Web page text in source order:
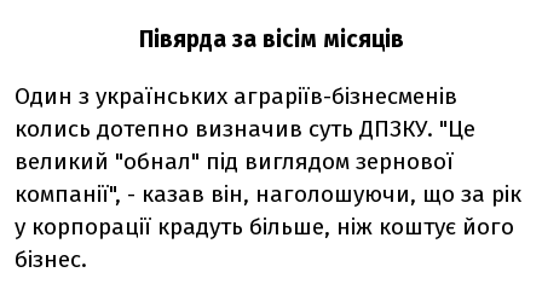
Півярда за вісім місяців
Один з українських аграріїв-бізнесменів
колись дотепно визначив суть ДПЗКУ. "Це
великий "обнал" під виглядом зернової
компанії", - казав він, наголошуючи, що за рік
у корпорації крадуть більше, ніж коштує його
бізнес.